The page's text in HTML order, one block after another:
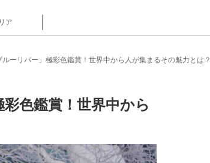
ア
ーリバー」極彩色鑑賞！世界中から人が集まるその魅力とは？
色鑑賞！世界中から